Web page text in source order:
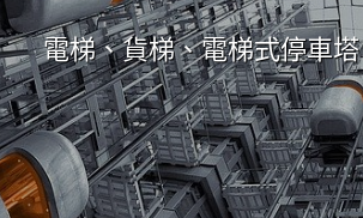
電梯、貨梯、電梯式停車